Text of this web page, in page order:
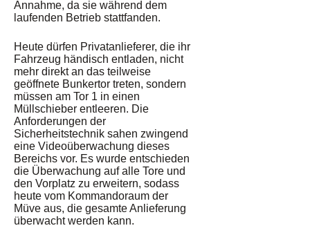
Annahme, da sie während dem
laufenden Betrieb stattfanden.
Heute dürfen Privatanlieferer, die ihr
Fahrzeug händisch entladen, nicht
mehr direkt an das teilweise
geöffnete Bunkertor treten, sondern
müssen am Tor 1 in einen
Müllschieber entleeren. Die
Anforderungen der
Sicherheitstechnik sahen zwingend
eine Videoüberwachung dieses
Bereichs vor. Es wurde entschieden
die Überwachung auf alle Tore und
den Vorplatz zu erweitern, sodass
heute vom Kommandoraum der
Müve aus, die gesamte Anlieferung
überwacht werden kann.